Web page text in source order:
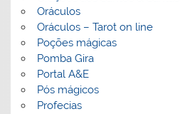
Oráculos
Oráculos – Tarot on line
Poções mágicas
Pomba Gira
Portal A&E
Pós mágicos
Profecias